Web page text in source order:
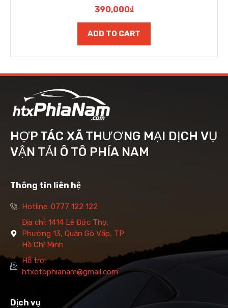
390,000₫
ADD TO CART
HỢP TÁC XÃ THƯƠNG MẠI DỊCH VỤ
VẬN TẢI Ô TÔ PHÍA NAM
Thông tin liên hệ
Hotline: 0777 122 122
Địa chỉ: 1414 Lê Đức Thọ,
Phường 13, Quận Gò Vấp, TP
Hồ Chí Minh
Hỗ trợ:
htxotophianam@gmail.com
Dịch vụ